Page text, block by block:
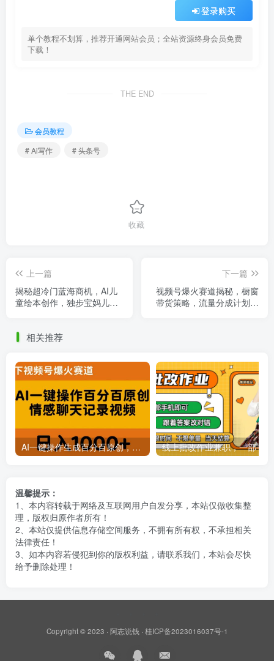
登录购买
单个教程不划算，推荐开通网站会员；全站资源终身会员免费
下载！
THE END
会员教程
# Ai写作
# 头条号
收藏
上一篇
揭秘超冷门蓝海商机，AI儿
童绘本创作，独步宝妈儿童
下一篇
视频号爆火赛道揭秘，橱窗
带货策略，流量分成计划，
相关推荐
AI一键操作生成百分百原创，揭秘情感聊天记录视频，当下视频号爆火新赛道
温馨提示：
1、本内容转载于网络及互联网用户自发分享，本站仅做收集整
理，版权归原作者所有！
2、本站仅提供信息存储空间服务，不拥有所有权，不承担相关
法律责任！
3、如本内容若侵犯到你的版权利益，请联系我们，本站会尽快
给予删除处理！
Copyright © 2023 · 阿志说钱 · 桂ICP备2023016037号-1